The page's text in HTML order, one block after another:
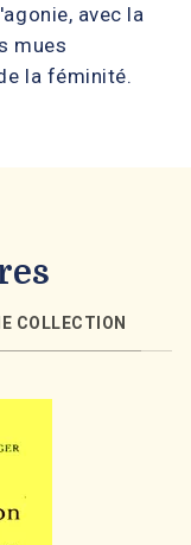
avec la
mues
la féminité.
COLLECTION